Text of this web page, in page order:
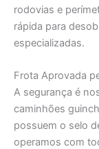
rodovias e
rápida para
especializadas.
Frota Aprovada
A segurança é
caminhões
possuem o selo
operamos com